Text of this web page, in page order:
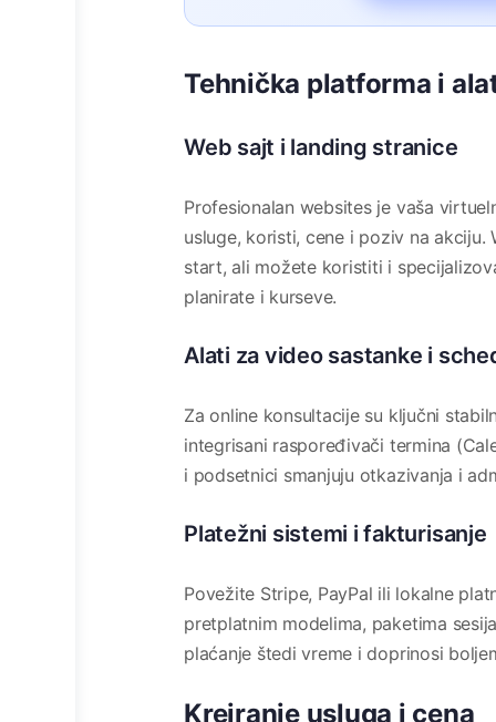
Tehnička platforma i
Web sajt i landing stranice
Profesionalan websites je vaša
usluge, koristi, cene i poziv na
start, ali možete koristiti i
planirate i kurseve.
Alati za video sastanke i
Za online konsultacije su ključni
integrisani raspoređivači termina
i podsetnici smanjuju otkazivanja i
Platežni sistemi i fakturisanje
Povežite Stripe, PayPal ili lokalne
pretplatnim modelima, paketima
plaćanje štedi vreme i doprinosi
Kreiranje usluga i cena